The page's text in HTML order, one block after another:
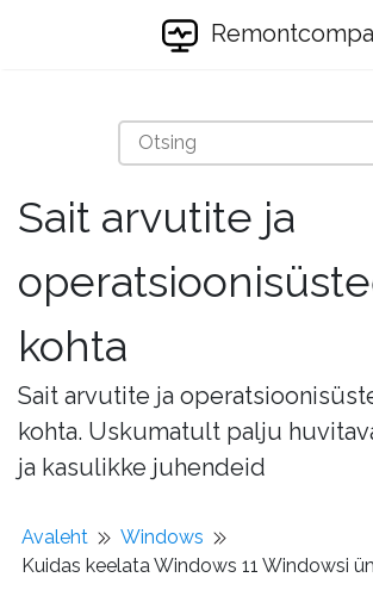
Remontcompa
Sait arvutite ja
kohta
Sait arvutite ja
kohta. Uskumatult palju
ja kasulikke juhendeid
Avaleht
Windows
Kuidas keelata Windows 11 Windowsi